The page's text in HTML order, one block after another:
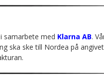
samarbete med Klarna AB.
ska ske till Nordea på